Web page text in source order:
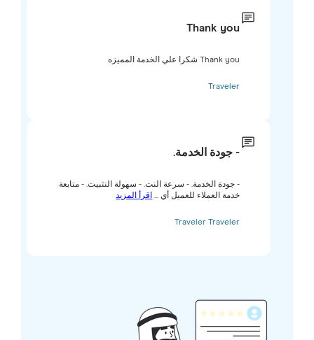
Thank you
Thank you شكرا علي الخدمة المميزه
Traveler
- جودة الخدمة.
- جودة الخدمة. - سرعة النت. - سهولة التثبيت. - متابعة
خدمة العملاء للعميل أي ...اقرأ المزيد
Traveler Traveler